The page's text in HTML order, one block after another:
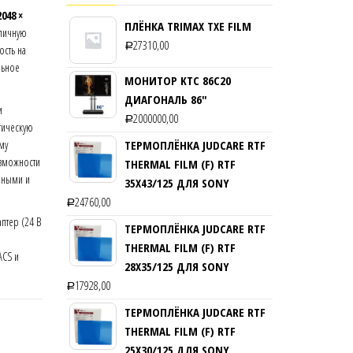
×
на
и
(24 В
и
ПЛЁНКА TRIMAX TXE FILM
Р27310,00
МОНИТОР KTC 86C20
ДИАГОНАЛЬ 86″
Р2000000,00
ТЕРМОПЛЁНКА JUDCARE RTF
THERMAL FILM (F) RTF
35Х43/125 ДЛЯ SONY
Р24760,00
ТЕРМОПЛЁНКА JUDCARE RTF
THERMAL FILM (F) RTF
28Х35/125 ДЛЯ SONY
Р17928,00
ТЕРМОПЛЁНКА JUDCARE RTF
THERMAL FILM (F) RTF
25Х30/125 ДЛЯ SONY